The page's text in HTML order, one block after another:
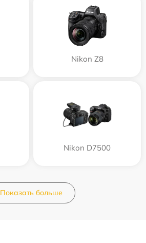
Nikon Z8
Nikon D7500
Показать больше